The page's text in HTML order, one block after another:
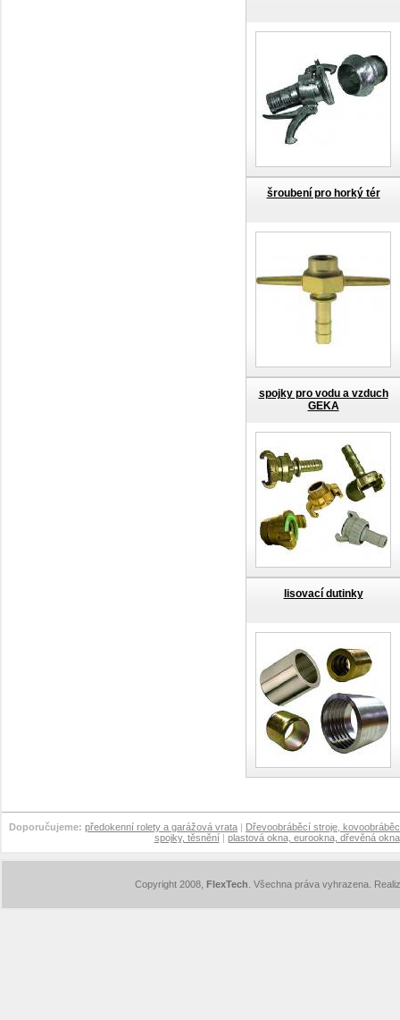
šroubení pro horký tér
spojky pro vodu a vzduch
GEKA
lisovací dutinky
Doporučujeme: předokenní rolety a garážová vrata | Dřevoobráběcí stroje,
spojky, těsnění| plastová okna, eurookna, dřevěná okna
Copyright 2008, FlexTech . Všechna práva vyhrazena.